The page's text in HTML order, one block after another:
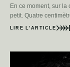
En ce moment, sur la
petit. Quatre
LIRE L’ARTICLE